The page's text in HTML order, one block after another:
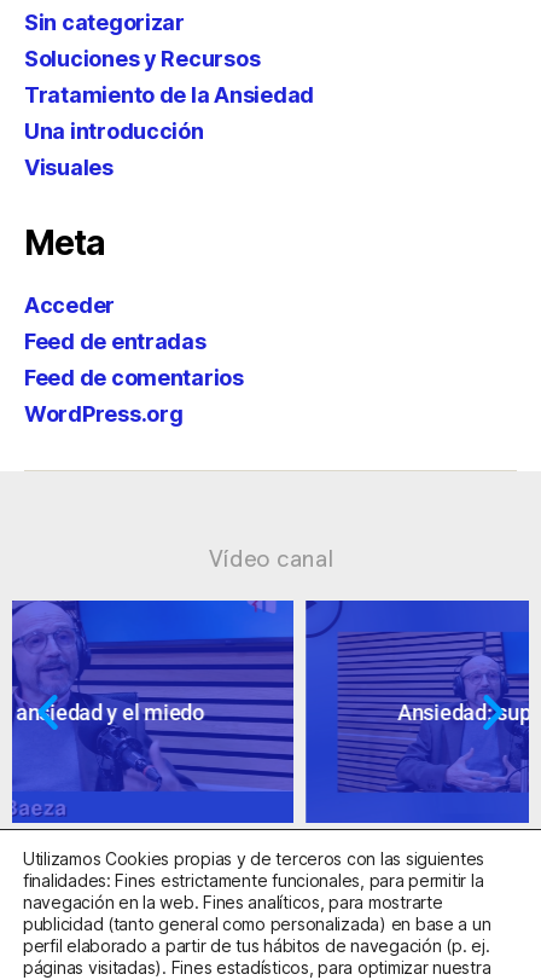
Sin categorizar
Soluciones y Recursos
Tratamiento de la Ansiedad
Una introducción
Visuales
Meta
Acceder
Feed de entradas
Feed de comentarios
WordPress.org
Vídeo canal
Ansiedad: supuestos cuestionables
Centro Sanitario Autorizado con el código E08737002
Utilizamos Cookies propias y de terceros con las siguientes
finalidades: Fines estrictamente funcionales, para permitir la
navegación en la web. Fines analíticos, para mostrarte
publicidad (tanto general como personalizada) en base a un
perfil elaborado a partir de tus hábitos de navegación (p. ej.
páginas visitadas). Fines estadísticos, para optimizar nuestra